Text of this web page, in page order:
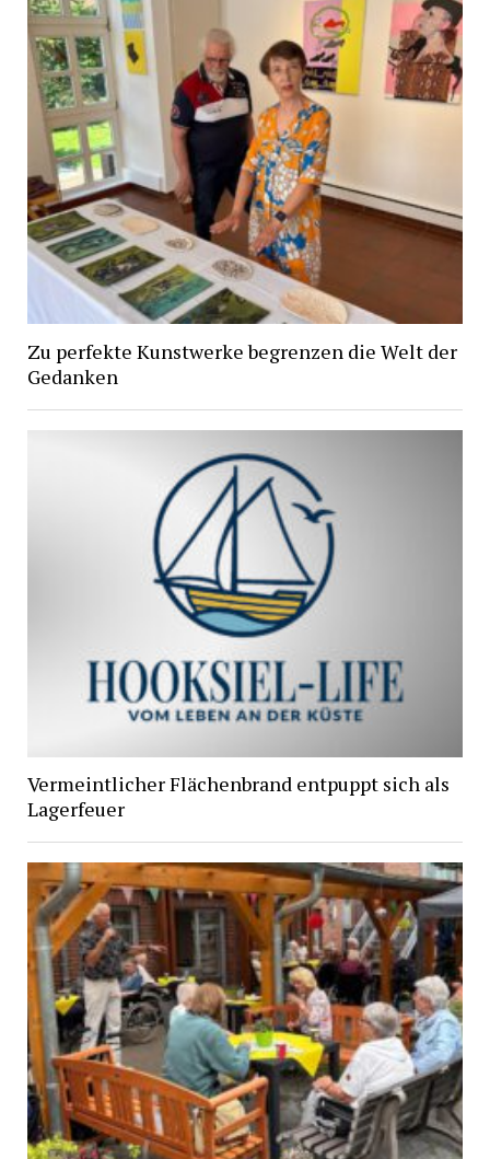
Zu perfekte Kunstwerke begrenzen die Welt der
Gedanken
Vermeintlicher Flächenbrand entpuppt sich als
Lagerfeuer